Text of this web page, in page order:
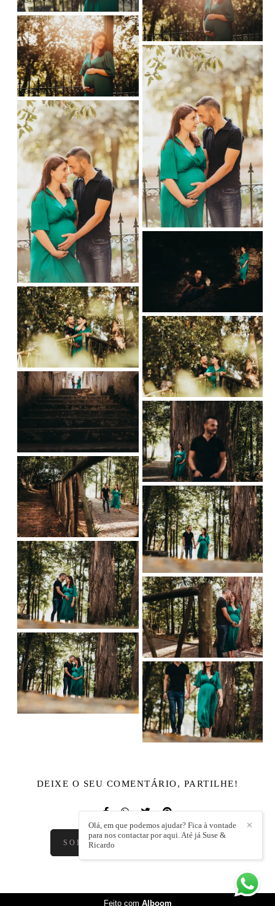
DEIXE O SEU COMENTÁRIO, PARTILHE!
SOLICITE O SEU ORÇAMENTO
✕
Olá, em que podemos ajudar? Fica à vontade
para nos contactar por aqui. Até já Suse &
Ricardo
Feito com Alboom